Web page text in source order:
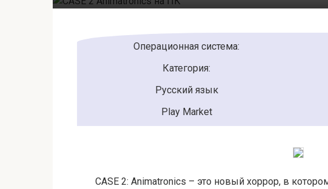
Операционная система:
Категория:
Русский язык
Play Market
CASE 2: Animatronics – это новый хоррор, в